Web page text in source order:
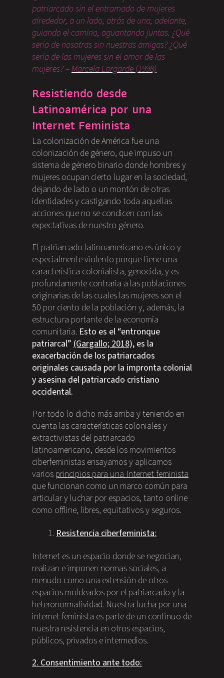
patriarcado sin el entramado de mujeres
alrededor, a un lado, atrás de una, adelante,
guiando el camino, aguantando juntas. ¿Qué
sería de nosotras sin nuestras amigas? ¿Qué
sería de las mujeres sin el amor de las
mujeres? –Marcela Largarde (1998)
Resistiendo desde
Latinoamérica por una
Internet Feminista
La colonización de América fue una
colonización de género, que impuso un
sistema de género binario donde hombres y
mujeres ocupan cierto lugar en la sociedad,
dejando de lado o un montón de otras
identidades y castigando toda aquellas
acciones que no se condicen con las
expectativas de nuestro género.
El patriarcado latinoamericano es único y
especialmente violento porque tiene una
característica colonialista, genocida, y es
profundamente contraria a las poblaciones
originarias de las cuales las mujeres son el
50 por ciento de la población y, además, la
estructura portante de la economía
comunitaria. Esto es el “entronque
patriarcal” (Gargallo; 2018), es la
exacerbación de los patriarcados
originales causada por la impronta colonial
y asesina del patriarcado cristiano
occidental.
Por todo lo dicho más arriba y teniendo en
cuenta las características coloniales y
extractivistas del patriarcado
latinoamericano, desde los movimientos
ciberfeministas ensayamos y aplicamos
varios principios para una Internet feminista
que funcionan como un marco común para
articular y luchar por espacios, tanto online
como offline, libres, equitativos y seguros.
Resistencia ciberfeminista:
Internet es un espacio donde se negocian,
realizan e imponen normas sociales, a
menudo como una extensión de otros
espacios moldeados por el patriarcado y la
heteronormatividad. Nuestra lucha por una
internet feminista es parte de un continuo de
nuestra resistencia en otros espacios,
públicos, privados e intermedios.
2. Consentimiento ante todo: